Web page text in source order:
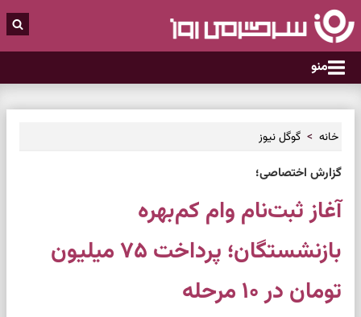
منو
خانه گوگل نیوز
گزارش اختصاصی؛
آغاز ثبت‌نام وام کم‌بهره
بازنشستگان؛ پرداخت ۷۵ میلیون
تومان در ۱۰ مرحله